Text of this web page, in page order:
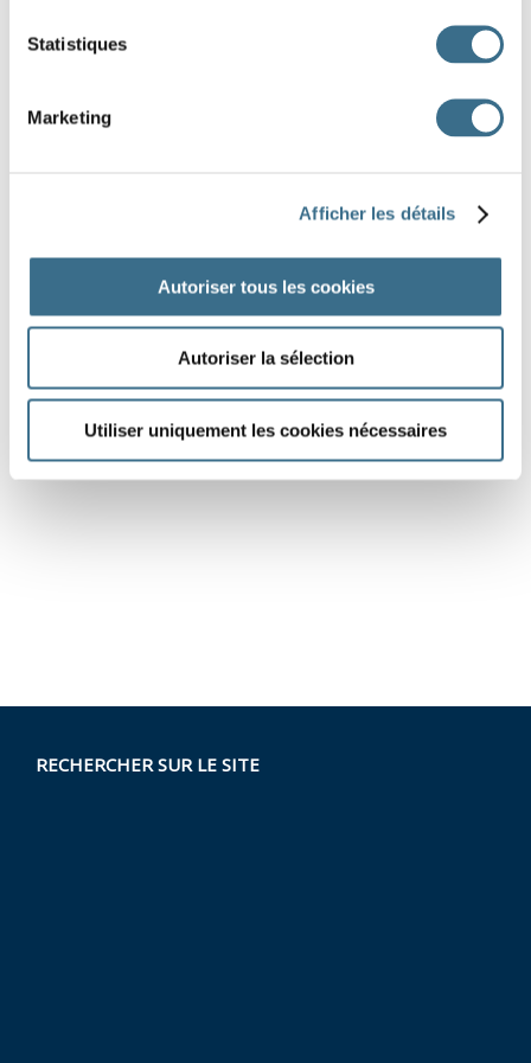
Statistiques
Marketing
Afficher les détails
Autoriser tous les cookies
Autoriser la sélection
Utiliser uniquement les cookies nécessaires
RECHERCHER SUR LE SITE